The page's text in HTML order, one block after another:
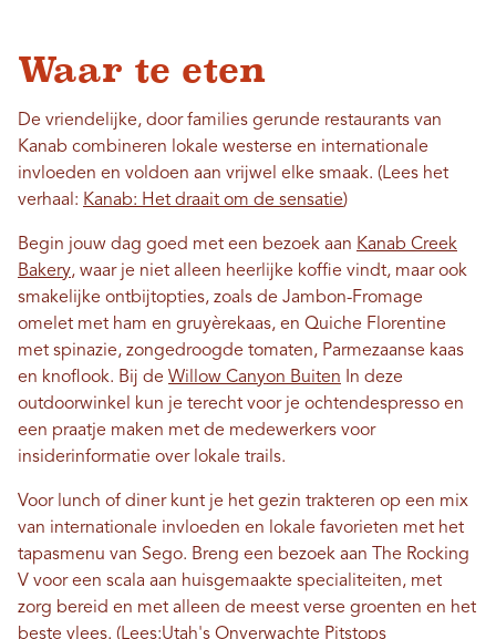
Waar te eten
De vriendelijke, door families gerunde restaurants van
Kanab combineren lokale westerse en internationale
invloeden en voldoen aan vrijwel elke smaak. (Lees het
verhaal: Kanab: Het draait om de sensatie)
Begin jouw dag goed met een bezoek aan Kanab Creek
Bakery, waar je niet alleen heerlijke koffie vindt, maar ook
smakelijke ontbijtopties, zoals de Jambon-Fromage
omelet met ham en gruyèrekaas, en Quiche Florentine
met spinazie, zongedroogde tomaten, Parmezaanse kaas
en knoflook. Bij de Willow Canyon Buiten In deze
outdoorwinkel kun je terecht voor je ochtendespresso en
een praatje maken met de medewerkers voor
insiderinformatie over lokale trails.
Voor lunch of diner kunt je het gezin trakteren op een mix
van internationale invloeden en lokale favorieten met het
tapasmenu van Sego. Breng een bezoek aan The Rocking
V voor een scala aan huisgemaakte specialiteiten, met
zorg bereid en met alleen de meest verse groenten en het
beste vlees. (Lees:Utah's Onverwachte Pitstops